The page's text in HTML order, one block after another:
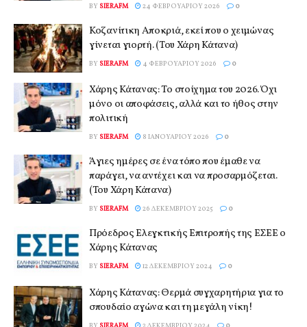
BY SIERAFM 24 ΦΕΒΡΟΥΑΡΊΟΥ 2026 0
Κοζανίτικη Αποκριά, εκεί που ο χειμώνας
γίνεται γιορτή. (Του Χάρη Κάτανα)
BY SIERAFM 4 ΦΕΒΡΟΥΑΡΊΟΥ 2026 0
Χάρης Κάτανας: Το στοίχημα του 2026. Όχι
μόνο οι αποφάσεις, αλλά και το ήθος στην
πολιτική
BY SIERAFM 8 ΙΑΝΟΥΑΡΊΟΥ 2026 0
Άγιες ημέρες σε ένα τόπο που έμαθε να
παράγει, να αντέχει και να προσαρμόζεται.
(Του Χάρη Κάτανα)
BY SIERAFM 26 ΔΕΚΕΜΒΡΊΟΥ 2025 0
Πρόεδρος Ελεγκτικής Επιτροπής της ΕΣΕΕ ο
Χάρης Κάτανας
BY SIERAFM 12 ΔΕΚΕΜΒΡΊΟΥ 2024 0
Χάρης Κάτανας: Θερμά συγχαρητήρια για το
σπουδαίο αγώνα και τη μεγάλη νίκη!